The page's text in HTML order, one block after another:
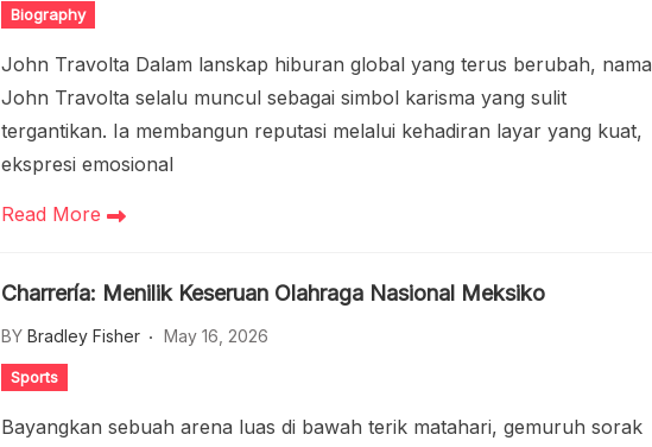
Biography
John Travolta Dalam lanskap hiburan global yang terus berubah, nama
John Travolta selalu muncul sebagai simbol karisma yang sulit
tergantikan. Ia membangun reputasi melalui kehadiran layar yang kuat,
ekspresi emosional
Read More
Charrería: Menilik Keseruan Olahraga Nasional Meksiko
BY Bradley Fisher May 16, 2026
Sports
Bayangkan sebuah arena luas di bawah terik matahari, gemuruh sorak